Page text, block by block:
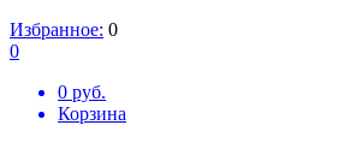
Избранное: 0
0
0 руб.
Корзина